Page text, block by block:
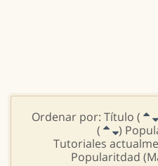
Ordenar por: Título (
(
)
Tutoriales
Popularitdad